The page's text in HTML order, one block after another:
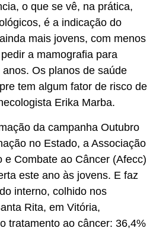
o que se vê, na prática,
é a indicação do
mais jovens, com menos
a mamografia para
Os planos de saúde
tem algum fator de risco de
Erika Marba.
da campanha Outubro
no Estado, a Associação
e Combate ao Câncer (Afecc)
este ano às jovens. E faz
interno, colhido nos
Rita, em Vitória,
tratamento ao câncer: 36,4%